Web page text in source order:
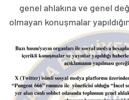
genel ahlakına ve genel
olmayan konuşmalar